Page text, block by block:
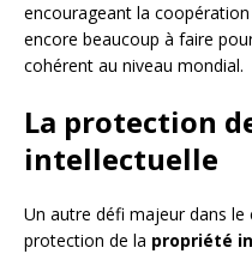
encourageant la
encore beaucoup à faire
cohérent au niveau mondial.
La protection
intellectuelle
Un autre défi majeur dans
protection de la propriété